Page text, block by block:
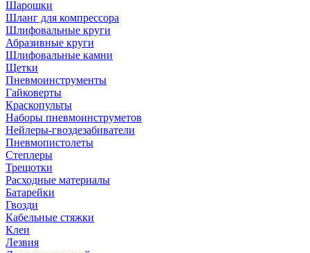
Шарошки
Шланг для компрессора
Шлифовальные круги
Абразивные круги
Шлифовальные камни
Щетки
Пневмоинструменты
Гайковерты
Краскопульты
Наборы пневмоинструметов
Нейлеры-гвоздезабиватели
Пневмопистолеты
Степлеры
Трещотки
Расходные материалы
Батарейки
Гвозди
Кабельные стяжки
Клеи
Лезвия